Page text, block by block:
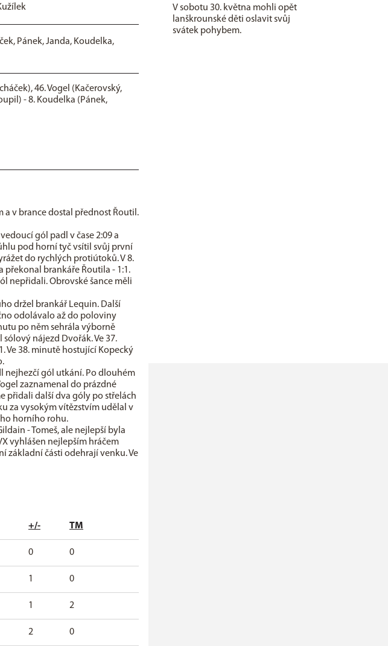
Pánek, Janda, Koudelka,
46. Vogel (Kačerovský,
- 8. Koudelka (Pánek,
v brance dostal přednost Řoutil.
gól padl v čase 2:09 a
pod horní tyč vsítil svůj první
do rychlých protiútoků. V 8.
brankáře Řoutila - 1:1.
nepřidali. Obrovské šance měli
držel brankář Lequin. Další
odolávalo až do poloviny
po něm sehrála výborně
nájezd Dvořák. Ve 37.
Ve 38. minutě hostující Kopecký
nejhezčí gól utkání. Po dlouhém
zaznamenal do prázdné
přidali další dva góly po střelách
za vysokým vítězstvím udělal v
horního rohu.
- Tomeš, ale nejlepší byla
vyhlášen nejlepším hráčem
základní části odehrají venku. Ve
+/- TM
0 0
1 0
1 2
2 0
V sobotu 30. května mohli opět
lanškrounské děti oslavit svůj
svátek pohybem.